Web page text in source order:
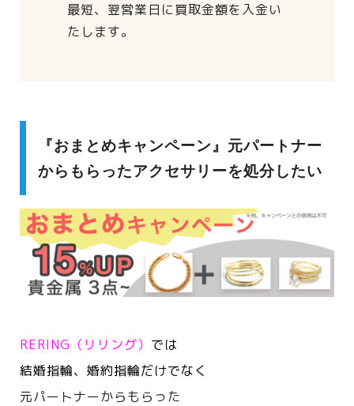
最短、翌営業日に買取金額を入金い
たします。
『おまとめキャンペーン』元パートナー
からもらったアクセサリーを処分したい
RERING（リリング） では
結婚指輪、婚約指輪だけでなく
元パートナーからもらった